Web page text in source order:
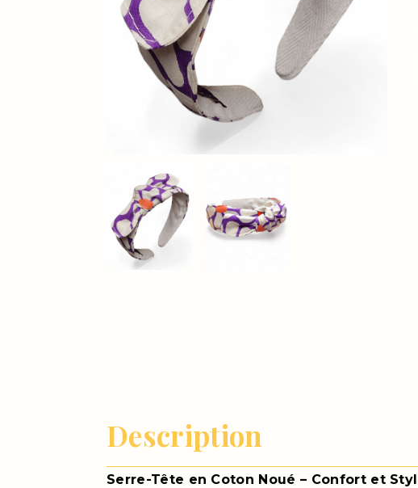
Description
Serre-Tête en Coton Noué – Confort et